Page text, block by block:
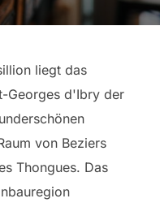
liegt das
Georges d'Ibry der
von Beziers
Thongues. Das